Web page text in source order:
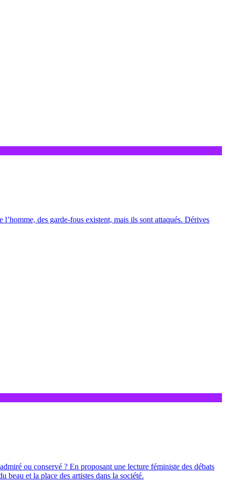
des garde-fous existent, mais ils sont attaqués. Dérives
ou conservé ? En proposant une lecture féministe des débats
beau et la place des artistes dans la société.